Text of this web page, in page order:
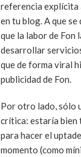
referencia explícita
en tu blog. A que se
que la labor de Fon
desarrollar
que de forma viral
publicidad de Fon.
Por otro lado, sólo
crítica: estaría bien
para hacer el
momento (como